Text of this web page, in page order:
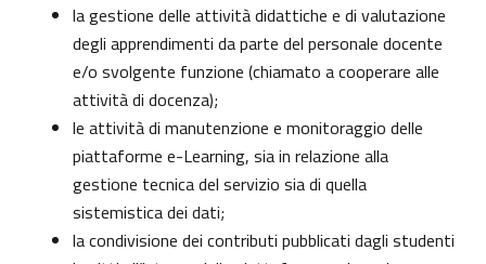
la gestione delle attività didattiche e di valutazione
degli apprendimenti da parte del personale docente
e/o svolgente funzione (chiamato a cooperare alle
attività di docenza);
le attività di manutenzione e monitoraggio delle
piattaforme e-Learning, sia in relazione alla
gestione tecnica del servizio sia di quella
sistemistica dei dati;
la condivisione dei contributi pubblicati dagli studenti